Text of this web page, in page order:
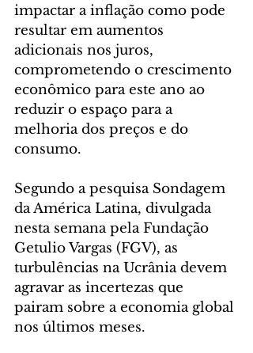
impactar a inflação como pode
resultar em aumentos
adicionais nos juros,
comprometendo o crescimento
econômico para este ano ao
reduzir o espaço para a
melhoria dos preços e do
consumo.
Segundo a pesquisa Sondagem
da América Latina, divulgada
nesta semana pela Fundação
Getulio Vargas (FGV), as
turbulências na Ucrânia devem
agravar as incertezas que
pairam sobre a economia global
nos últimos meses.